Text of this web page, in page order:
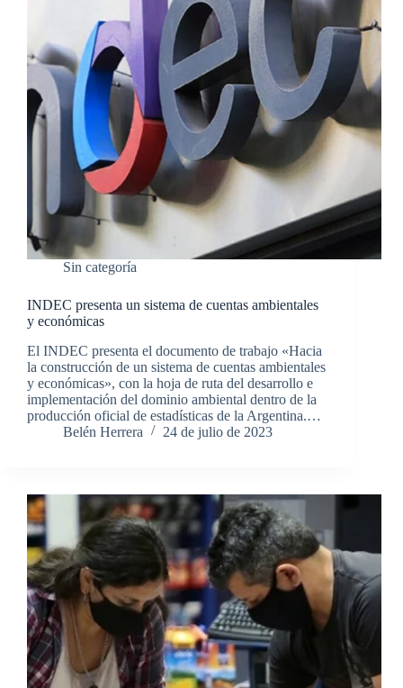
Sin categoría
INDEC presenta un sistema de cuentas ambientales
y económicas
El INDEC presenta el documento de trabajo «Hacia
la construcción de un sistema de cuentas ambientales
y económicas», con la hoja de ruta del desarrollo e
implementación del dominio ambiental dentro de la
producción oficial de estadísticas de la Argentina.…
Belén Herrera
24 de julio de 2023